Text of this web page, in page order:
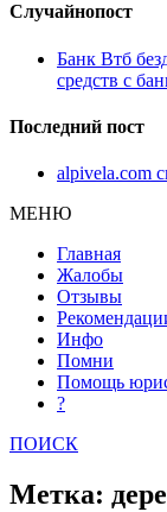
Случайнопост
Банк Втб
средств с
Последний пост
alpivela.com
МЕНЮ
Главная
Жалобы
Отзывы
Инфо
Помни
Помощь
?
ПОИСК
Метка: